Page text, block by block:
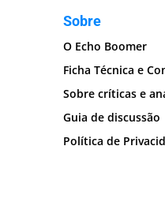
Sobre
O Echo Boomer
Ficha Técnica e
Sobre críticas e
Guia de discussão
Política de